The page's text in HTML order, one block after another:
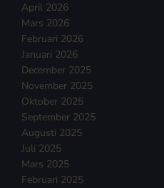
April 2026
Mars 2026
Februari 2026
Januari 2026
December 2025
November 2025
Oktober 2025
September 2025
Augusti 2025
Juli 2025
Mars 2025
Februari 2025